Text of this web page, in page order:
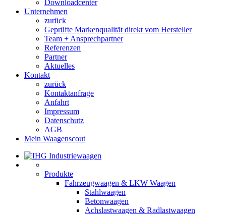
Downloadcenter
Unternehmen
zurück
Geprüfte Markenqualität direkt vom Hersteller
Team + Ansprechpartner
Referenzen
Partner
Aktuelles
Kontakt
zurück
Kontaktanfrage
Anfahrt
Impressum
Datenschutz
AGB
Mein Waagenscout
Produkte
Fahrzeugwaagen & LKW Waagen
Stahlwaagen
Betonwaagen
Achslastwaagen & Radlastwaagen